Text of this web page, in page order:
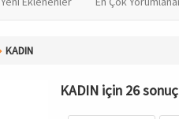
KADIN
KADIN için 26